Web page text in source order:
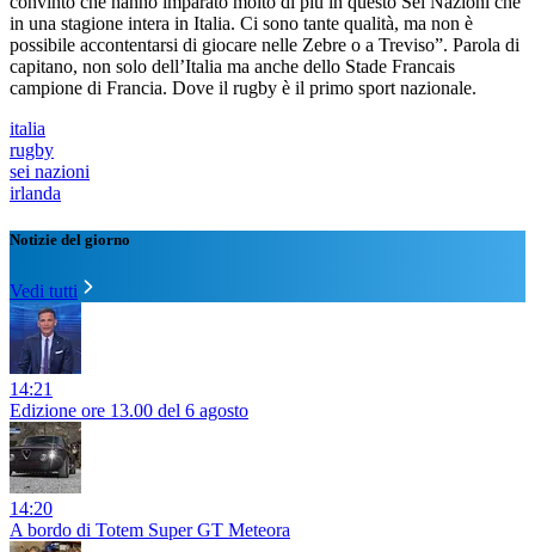
in una stagione intera in Italia. Ci sono tante qualità, ma non è
possibile accontentarsi di giocare nelle Zebre o a Treviso”. Parola di
capitano, non solo dell’Italia ma anche dello Stade Francais
campione di Francia. Dove il rugby è il primo sport nazionale.
italia
rugby
sei nazioni
irlanda
Notizie del giorno
Vedi tutti
14:21
Edizione ore 13.00 del 6 agosto
14:20
A bordo di Totem Super GT Meteora